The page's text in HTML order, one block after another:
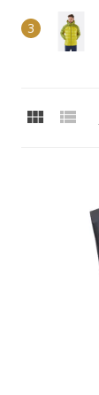
 